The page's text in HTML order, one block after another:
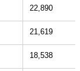
22,890
21,619
18,538